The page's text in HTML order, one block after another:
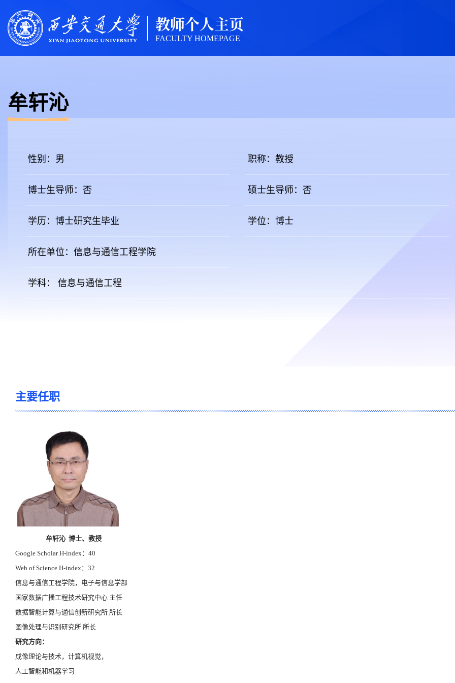
教师个人主页
FACULTY HOMEPAGE
牟轩沁
性别：男 职称：教授
博士生导师：否 硕士生导师：否
学历：博士研究生毕业 学位：博士
所在单位：信息与通信工程学院
学科： 信息与通信工程
主要任职
牟轩沁 博士、教授
Google Scholar H-index：40
Web of Science H-index：32
信息与通信工程学院，电子与信息学部
国家数据广播工程技术研究中心 主任
数据智能计算与通信创新研究所 所长
图像处理与识别研究所 所长
研究方向：
成像理论与技术，计算机视觉，
人工智能和机器学习